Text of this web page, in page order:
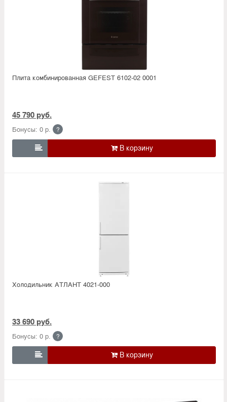
Плита комбинированная GEFEST 6102-02 0001
45 790 руб.
Бонусы: 0 р. ?

Холодильник АТЛАНТ 4021-000
33 690 руб.
Бонусы: 0 р. ?
